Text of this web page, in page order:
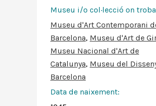
Museu i/o col·lecció on
Museu d'Art Contemporani
Barcelona, Museu d'Art de
Museu Nacional d'Art de
Catalunya, Museu del
Barcelona
Data de naixement: